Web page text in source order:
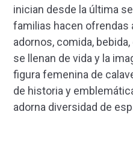
inician desde la última
familias hacen ofrendas
adornos, comida,
se llenan de vida y la
figura femenina de
de historia y
adorna diversidad de